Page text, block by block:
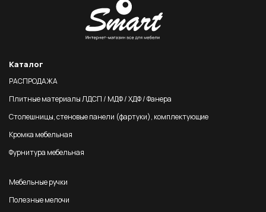
Каталог
РАСПРОДАЖА
Плитные материалы ЛДСП / МДФ / ХДФ / Фанера
Столешницы, стеновые панели (фартуки), комплектующие
Кромка мебельная
Фурнитура мебельная
Мебельные ручки
Полезные мелочи